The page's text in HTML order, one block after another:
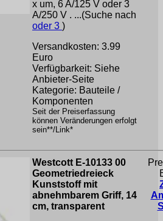
x um, 6 A/125 V oder 3
A/250 V . ...(Suche nach
oder 3 )
Versandkosten: 3.99
Euro
Verfügbarkeit: Siehe
Anbieter-Seite
Kategorie: Bauteile /
Komponenten
Seit der Preiserfassung
können Veränderungen erfolgt
sein**/Link*
Westcott E-10133 00
Geometriedreieck
Kunststoff mit
abnehmbarem Griff, 14
cm, transparent